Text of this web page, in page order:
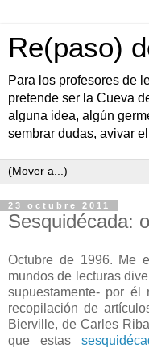
Re(paso)
Para los profesores de
pretende ser la Cueva
alguna idea, algún
sembrar dudas, avivar
23 octubre 2011
Sesquidécada:
Octubre de 1996. Me
mundos de lecturas
supuestamente- por él
recopilación de
Bierville, de Carles
que estas